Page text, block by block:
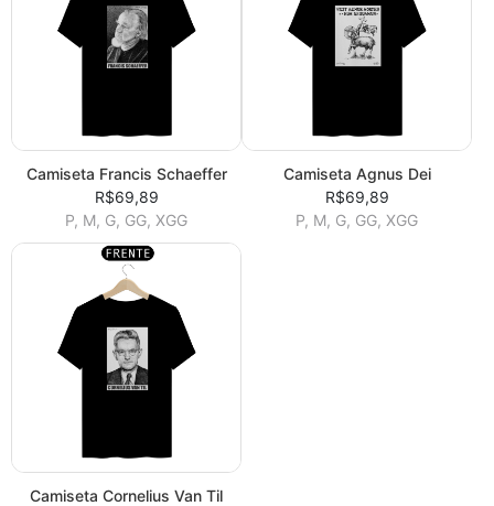
Camiseta Francis Schaeffer
R$69,89
P, M, G, GG, XGG
Camiseta Agnus Dei
R$69,89
P, M, G, GG, XGG
Camiseta Cornelius Van Til